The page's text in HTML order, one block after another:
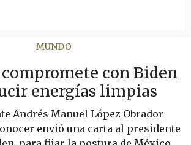
MUNDO
con Biden
energías limpias
Andrés Manuel López Obrador
envió una carta al presidente